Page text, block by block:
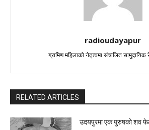
radioudayapur
ग्रामिण महिलाको नेतृत्वमा संचालित सामुदायिक
RELATED ARTICLES
उदयपुरमा एक पुरुषको शव